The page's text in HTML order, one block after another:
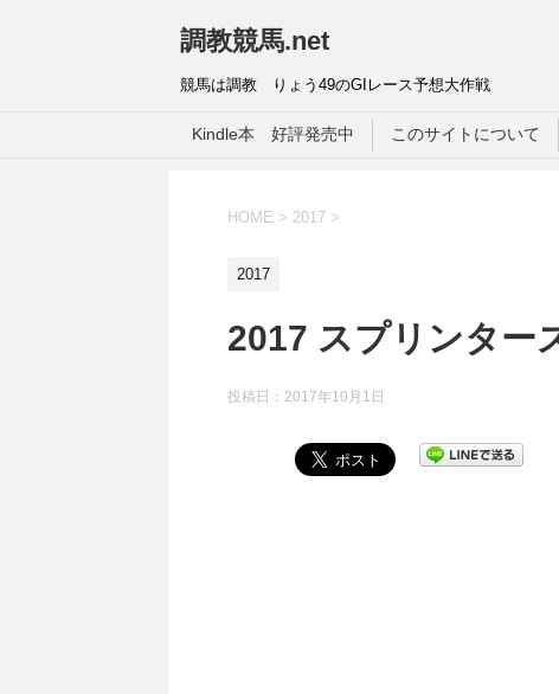
調教競馬.net
競馬は調教 りょう49のGIレース予想大作戦
Kindle本 好評発売中 このサイトについて
HOME > 2017 >
2017
2017 スプリンター
投稿日： 2017年10月1日